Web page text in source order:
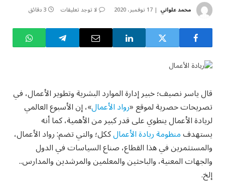
محمد علواني 17 نوفمبر، 2020 لا توجد تعليقات 3 دقائق
قال ياسر نصيف؛ خبير إدارة الموارد البشرية وتطوير الأعمال، في
تصريحات حصرية لموقع «رواد الأعمال»، إن الأسبوع العالمي
لريادة الأعمال ينطوي على قدر كبير من الأهمية، كما أنه
يستهدفمنظومة ريادة الأعمالككل؛ والتي تضم: رواد الأعمال،
والمستثمرين في هذا القطاع، صناع السياسات في الدول
والجهات المعنية، والباحثين والمعلمين والمرشدين والمدارس..
إلخ.